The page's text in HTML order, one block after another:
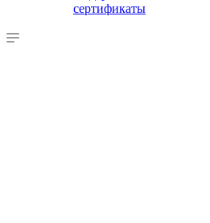
сертификаты